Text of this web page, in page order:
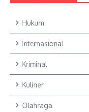
Hukum
Internasional
Kriminal
Kuliner
Olahraga